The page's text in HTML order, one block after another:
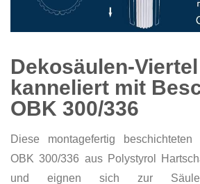
Dekosäulen-Viertel
kanneliert mit
OBK 300/336
Diese montagefertig beschichteten
OBK 300/336 aus Polystyrol
und eignen sich zur